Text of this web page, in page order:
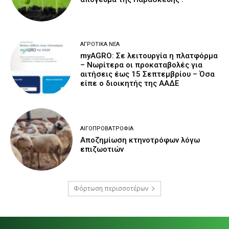
ΑΓΡΟΤΙΚΆ ΝΈΑ
myAGRO: Σε λειτουργία η πλατφόρμα
– Νωρίτερα οι προκαταβολές για
αιτήσεις έως 15 Σεπτεμβρίου – Όσα
είπε ο διοικητής της ΑΑΔΕ
ΑΙΓΟΠΡΟΒΑΤΡΟΦΊΑ
Αποζημίωση κτηνοτρόφων λόγω
επιζωοτιών
Φόρτωση περισσοτέρων